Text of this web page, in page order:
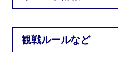
観戦ルールなど